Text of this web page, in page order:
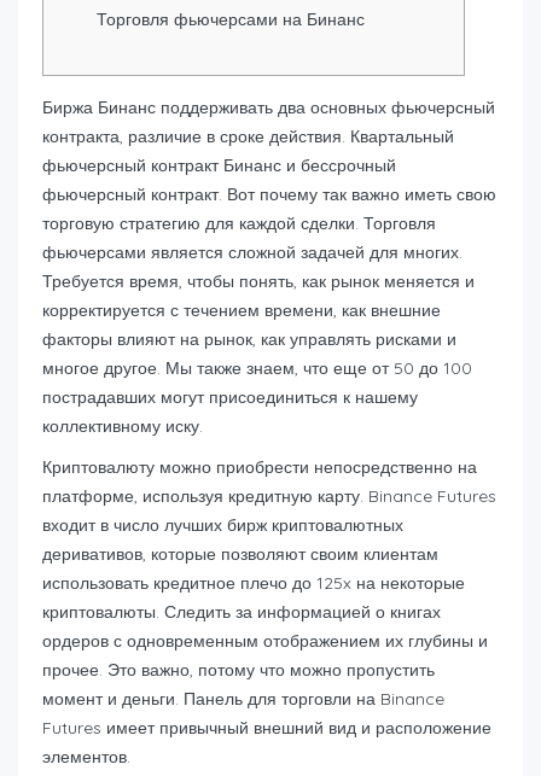
Торговля фьючерсами на Бинанс
Биржа Бинанс поддерживать два основных фьючерсный
контракта, различие в сроке действия. Квартальный
фьючерсный контракт Бинанс и бессрочный
фьючерсный контракт. Вот почему так важно иметь свою
торговую стратегию для каждой сделки. Торговля
фьючерсами является сложной задачей для многих.
Требуется время, чтобы понять, как рынок меняется и
корректируется с течением времени, как внешние
факторы влияют на рынок, как управлять рисками и
многое другое. Мы также знаем, что еще от 50 до 100
пострадавших могут присоединиться к нашему
коллективному иску.
Криптовалюту можно приобрести непосредственно на
платформе, используя кредитную карту. Binance Futures
входит в число лучших бирж криптовалютных
деривативов, которые позволяют своим клиентам
использовать кредитное плечо до 125x на некоторые
криптовалюты. Следить за информацией о книгах
ордеров с одновременным отображением их глубины и
прочее. Это важно, потому что можно пропустить
момент и деньги. Панель для торговли на Binance
Futures имеет привычный внешний вид и расположение
элементов.